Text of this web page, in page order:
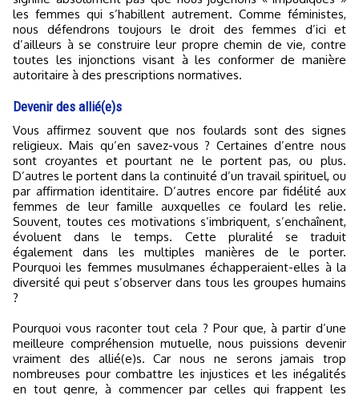
les femmes qui s’habillent autrement. Comme féministes,
nous défendrons toujours le droit des femmes d’ici et
d’ailleurs à se construire leur propre chemin de vie, contre
toutes les injonctions visant à les conformer de manière
autoritaire à des prescriptions normatives.
Devenir des allié(e)s
Vous affirmez souvent que nos foulards sont des signes
religieux. Mais qu’en savez-vous ? Certaines d’entre nous
sont croyantes et pourtant ne le portent pas, ou plus.
D’autres le portent dans la continuité d’un travail spirituel, ou
par affirmation identitaire. D’autres encore par fidélité aux
femmes de leur famille auxquelles ce foulard les relie.
Souvent, toutes ces motivations s’imbriquent, s’enchaînent,
évoluent dans le temps. Cette pluralité se traduit
également dans les multiples manières de le porter.
Pourquoi les femmes musulmanes échapperaient-elles à la
diversité qui peut s’observer dans tous les groupes humains
?
Pourquoi vous raconter tout cela ? Pour que, à partir d’une
meilleure compréhension mutuelle, nous puissions devenir
vraiment des allié(e)s. Car nous ne serons jamais trop
nombreuses pour combattre les injustices et les inégalités
en tout genre, à commencer par celles qui frappent les